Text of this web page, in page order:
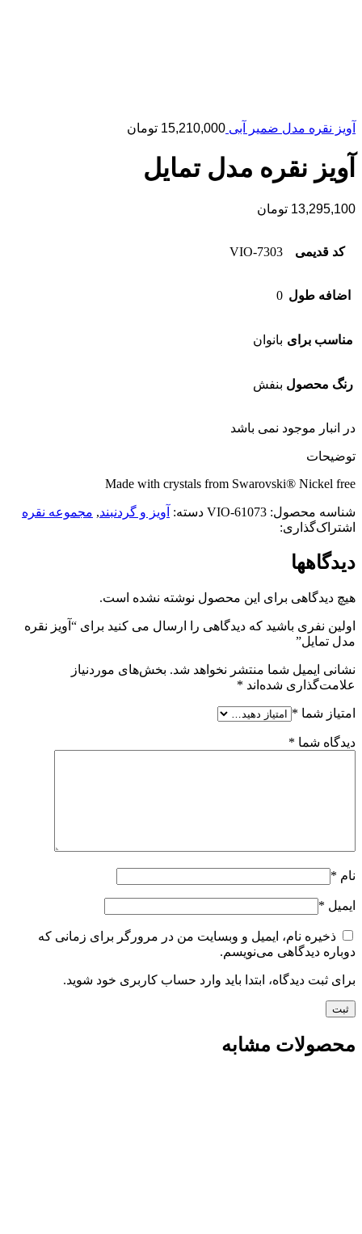
آویز نقره مدل ضمیر آبی 15,210,000 تومان
آویز نقره مدل تمایل
13,295,100 تومان
کد قدیمی 7303-VIO
اضافه طول 0
مناسب برای بانوان
رنگ محصول بنفش
در انبار موجود نمی باشد
توضیحات
Made with crystals from Swarovski® Nickel free
شناسه محصول: 61073-VIO دسته: آویز و گردنبند, مجموعه نقره
اشتراک‌گذاری:
دیدگاهها
هیچ دیدگاهی برای این محصول نوشته نشده است.
اولین نفری باشید که دیدگاهی را ارسال می کنید برای “آویز نقره
مدل تمایل”
نشانی ایمیل شما منتشر نخواهد شد. بخش‌های موردنیاز
علامت‌گذاری شده‌اند *
امتیاز شما *
دیدگاه شما *
نام *
ایمیل *
ذخیره نام، ایمیل و وبسایت من در مرورگر برای زمانی که
دوباره دیدگاهی می‌نویسم.
برای ثبت دیدگاه، ابتدا باید وارد حساب کاربری خود شوید.
محصولات مشابه